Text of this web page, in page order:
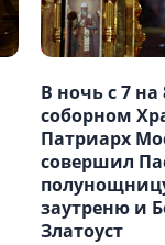
В ночь с 7
соборном
Патриарх
совершил
заутреню и
Златоуст